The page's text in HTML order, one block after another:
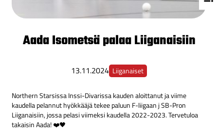
Aada Isometsä palaa Liiganaisiin
13.11.2024 Liiganaiset
Northern Starsissa Inssi-Divarissa kauden aloittanut ja viime
kaudella pelannut hyökkääjä tekee paluun F-liigaan j SB-Pron
Liiganaisiin, jossa pelasi viimeksi kaudella 2022-2023. Tervetuloa
takaisin Aada! ❤️🖤